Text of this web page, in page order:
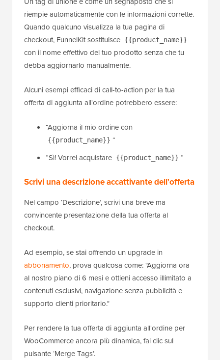
riempie automaticamente con le informazioni corrette.
Quando qualcuno visualizza la tua pagina di
checkout, FunnelKit sostituisce {{product_name}}
con il nome effettivo del tuo prodotto senza che tu
debba aggiornarlo manualmente.
Alcuni esempi efficaci di call-to-action per la tua
offerta di aggiunta all'ordine potrebbero essere:
“Aggiorna il mio ordine con
{{product_name}} “
“Sì! Vorrei acquistare {{product_name}} “
Scrivi una descrizione accattivante dell'offerta
Nel campo ‘Descrizione’, scrivi una breve ma
convincente presentazione della tua offerta al
checkout.
Ad esempio, se stai offrendo un upgrade in
abbonamento, prova qualcosa come: "Aggiorna ora
al nostro piano di 6 mesi e ottieni accesso illimitato a
contenuti esclusivi, navigazione senza pubblicità e
supporto clienti prioritario."
Per rendere la tua offerta di aggiunta all'ordine per
WooCommerce ancora più dinamica, fai clic sul
pulsante ‘Merge Tags’.